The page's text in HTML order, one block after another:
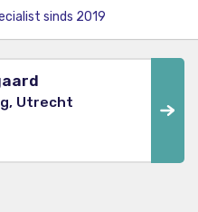
sinds 2019
Utrecht